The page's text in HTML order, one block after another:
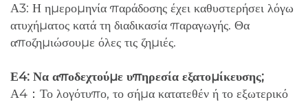
Α3: Η ημερομηνία παράδοσης έχει καθυστερήσει λόγω
ατυχήματος κατά τη διαδικασία παραγωγής. Θα
αποζημιώσουμε όλες τις ζημιές.
Ε4: Να αποδεχτούμε υπηρεσία εξατομίκευσης;
Α4：Το λογότυπο, το σήμα κατατεθέν ή το εξωτερικό